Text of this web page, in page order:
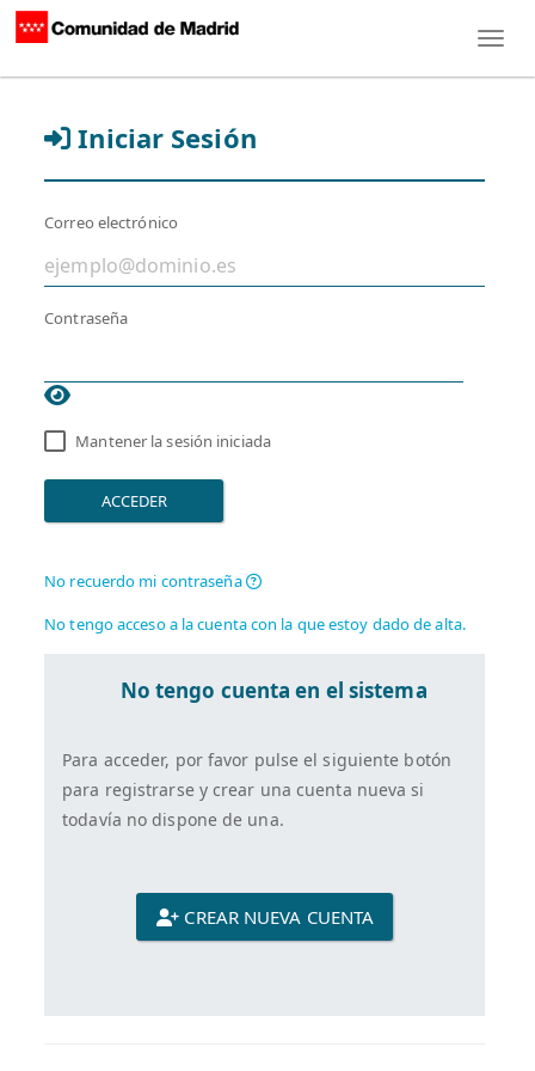
Iniciar Sesión
Correo electrónico
Contraseña
Mantener la sesión iniciada
No recuerdo mi contraseña
No tengo acceso a la cuenta con la que estoy dado de alta.
No tengo cuenta en el sistema
Para acceder, por favor pulse el siguiente botón
para registrarse y crear una cuenta nueva si
todavía no dispone de una.
CREAR NUEVA CUENTA